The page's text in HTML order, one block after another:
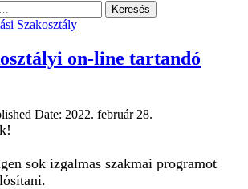
Szakosztály
on-line tartandó
Date: 2022. február 28.
sok izgalmas szakmai programot